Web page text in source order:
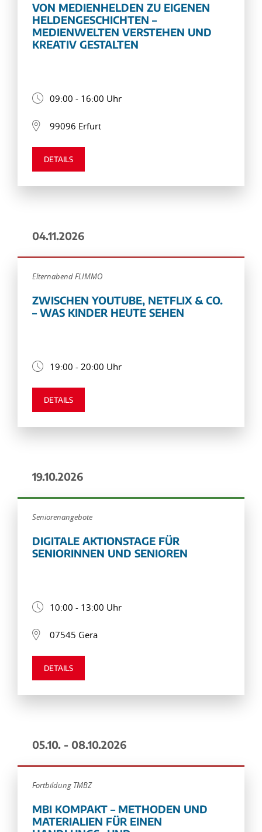
VON MEDIENHELDEN ZU EIGENEN
HELDENGESCHICHTEN –
MEDIENWELTEN VERSTEHEN UND
KREATIV GESTALTEN
09:00 - 16:00 Uhr
99096 Erfurt
DETAILS
04.11.2026
Elternabend FLIMMO
ZWISCHEN YOUTUBE, NETFLIX & CO.
– WAS KINDER HEUTE SEHEN
19:00 - 20:00 Uhr
DETAILS
19.10.2026
Seniorenangebote
DIGITALE AKTIONSTAGE FÜR
SENIORINNEN UND SENIOREN
10:00 - 13:00 Uhr
07545 Gera
DETAILS
05.10. - 08.10.2026
Fortbildung TMBZ
MBI KOMPAKT – METHODEN UND
MATERIALIEN FÜR EINEN